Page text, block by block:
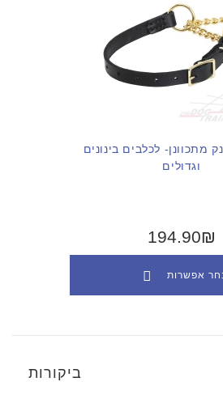
מתכוונן- לכלבים בינונים
וגדולים
194.90₪
אפשרות
ביקורות